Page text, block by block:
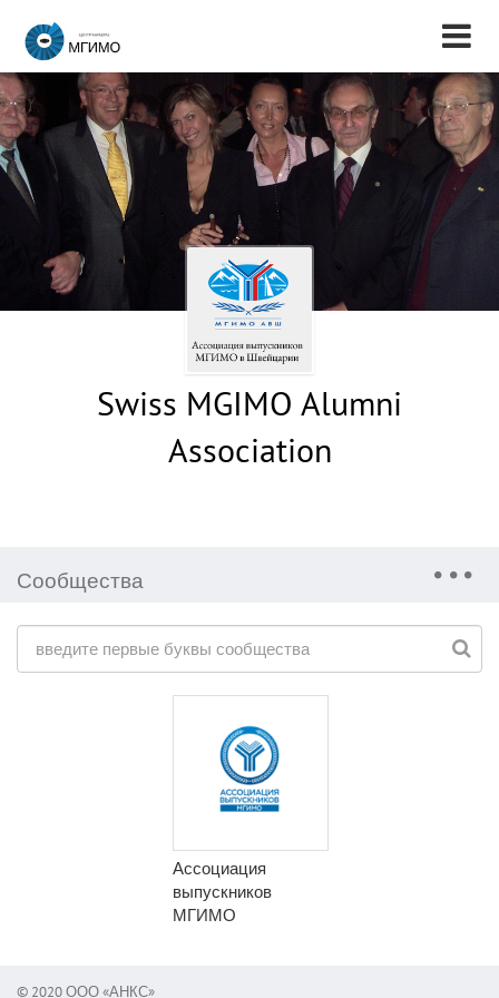
Swiss MGIMO Alumni
Association
Сообщества
Ассоциация
выпускников
МГИМО
© 2020 ООО «АНКС»